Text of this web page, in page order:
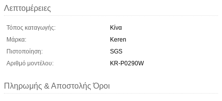
Λεπτομέρειες
Τόπος καταγωγής:
Κίνα
Μάρκα:
Keren
Πιστοποίηση:
SGS
Αριθμό μοντέλου:
KR-P0290W
Πληρωμής & Αποστολής Όροι